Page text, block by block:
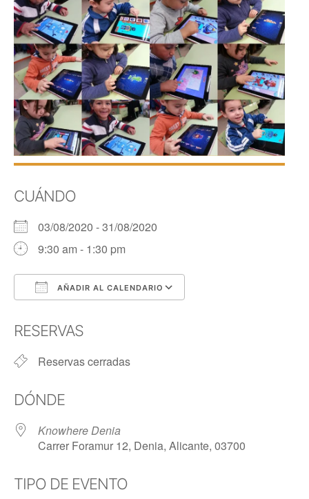
CUÁNDO
03/08/2020 - 31/08/2020
9:30 am - 1:30 pm
AÑADIR AL CALENDARIO
RESERVAS
Reservas cerradas
DÓNDE
Knowhere Denia
Carrer Foramur 12, Denia, Alicante, 03700
TIPO DE EVENTO